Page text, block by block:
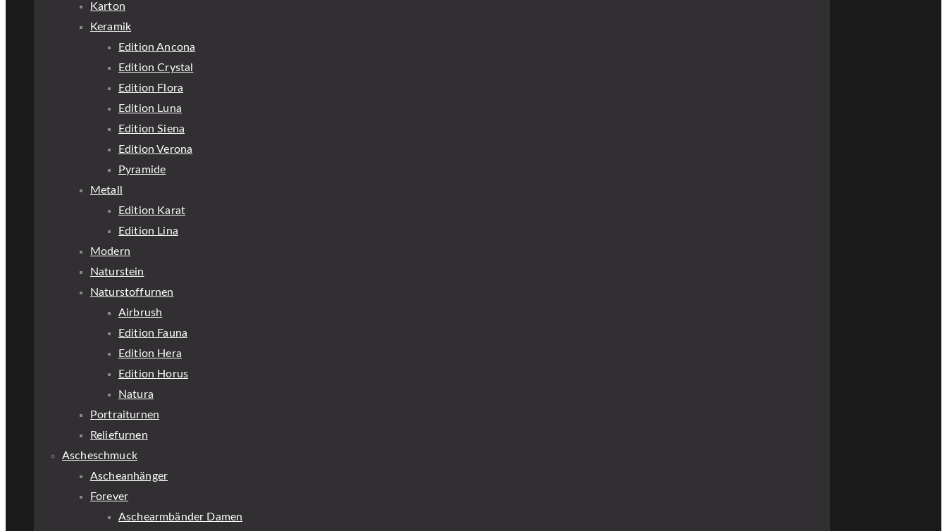
Karton
Keramik
Edition Ancona
Edition Crystal
Edition Flora
Edition Luna
Edition Siena
Edition Verona
Pyramide
Metall
Edition Karat
Edition Lina
Modern
Naturstein
Naturstoffurnen
Airbrush
Edition Fauna
Edition Hera
Edition Horus
Natura
Portraiturnen
Reliefurnen
Ascheschmuck
Ascheanhänger
Forever
Aschearmbänder Damen